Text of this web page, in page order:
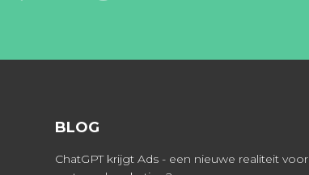
BLOG
ChatGPT krijgt Ads - een nieuwe realiteit voor